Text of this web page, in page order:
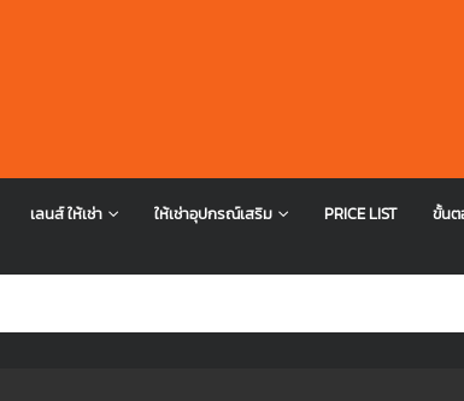
เลนส์ ให้เช่า ให้เช่าอุปกรณ์เสริม PRICE LIST ขั้นต